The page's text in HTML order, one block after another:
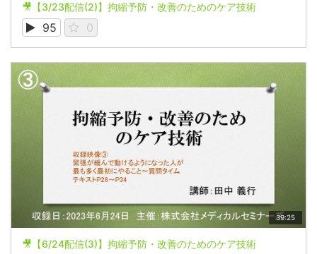
🎥【3/23配信(2)】拘縮予防・改善のためのケア技術
95 0
39:25
🎥【6/24配信(3)】拘縮予防・改善のためのケア技術